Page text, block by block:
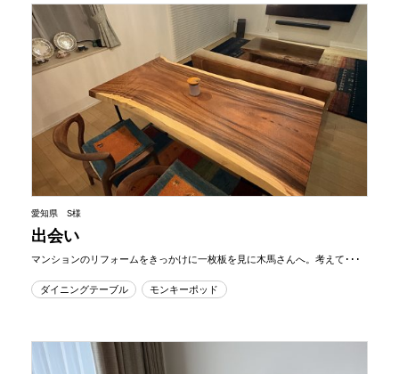
愛知県 S様
出会い
マンションのリフォームをきっかけに一枚板を見に木馬さんへ。考えて･･･
ダイニングテーブル モンキーポッド